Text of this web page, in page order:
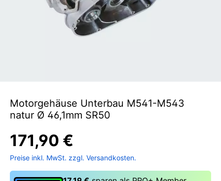
Motorgehäuse Unterbau M541-M543
natur Ø 46,1mm SR50
171,90 €
Preise inkl. MwSt. zzgl. Versandkosten.